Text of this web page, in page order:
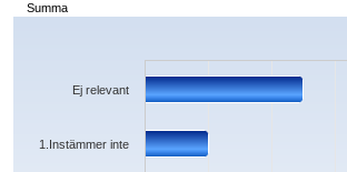
Summa
Chart
The chart has 1 X axis displaying categories.
The chart has 1 Y axis displaying values. Data ranges from 2
1.Instämmer inte
Ej relevant